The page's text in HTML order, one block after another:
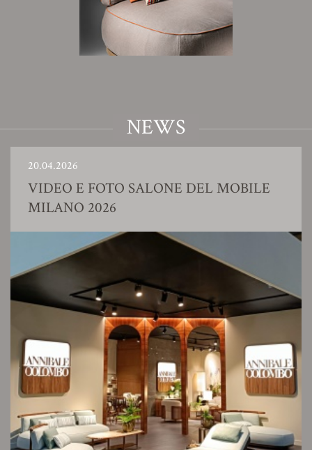
NEWS
20.04.2026
VIDEO E FOTO SALONE DEL MOBILE
MILANO 2026